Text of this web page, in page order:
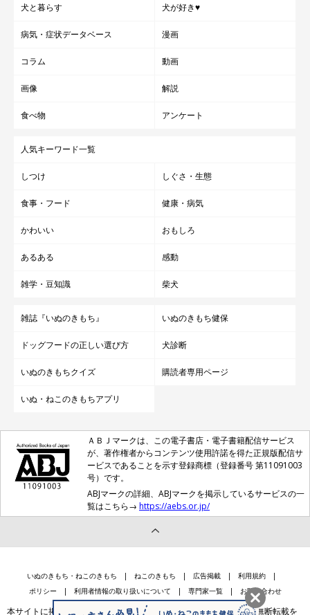
犬と暮らす 犬が好き♥
病気・症状データベース 漫画
コラム 動画
画像 解説
食べ物 アンケート
人気キーワード一覧
しつけ しぐさ・生態
食事・フード 健康・病気
かわいい おもしろ
あるある 感動
雑学・豆知識 柴犬
雑誌『いぬのきもち』 いぬのきもち健保
ドッグフードの正しい選び方 犬診断
いぬのきもちクイズ 購読者専用ページ
いぬ・ねこのきもちアプリ
ＡＢＪマークは、この電子書店・電子書籍配信サービス
が、著作権者からコンテンツ使用許諾を得た正規版配信サ
ービスであることを示す登録商標（登録番号 第11091003
号）です。
ABJマークの詳細、ABJマークを掲示しているサービスの一
覧はこちら→ https://aebs.or.jp/
いぬのきもち・ねこのきもち ねこのきもち 広告掲載
利用規約
ポリシー
利用者情報の取り扱いについて 専門家一覧 お問い合わせ
本サイトに掲載されている記事・写真・イラスト等のコンテンツの無断転載を